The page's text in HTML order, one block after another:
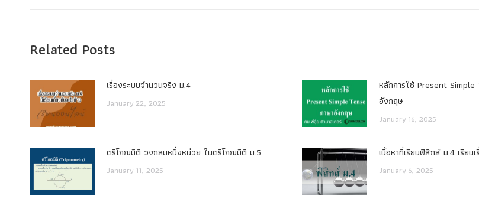
Related Posts
เรื่องระบบจํานวนจริง ม.4
January 22, 2025
หลักการใช้ Present Simple
อังกฤษ
January 16, 2025
ตรีโกณมิติ วงกลมหนึ่งหน่วย ในตรีโกณมิติ ม.5
January 11, 2025
เนื้อหาที่เรียนฟิสิกส์ ม.4 เรียน
January 6, 2025